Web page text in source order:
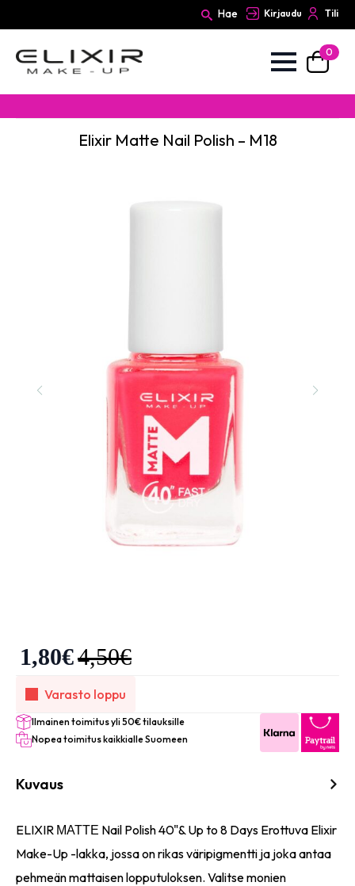
Hae Kirjaudu Tili
0
Elixir Matte Nail Polish – M18
4,50€
1,80€
Varasto loppu
Ilmainen toimitus yli 50€ tilauksille
Nopea toimitus kaikkialle Suomeen
Kuvaus
ELIXIR ΜΑΤΤΕ Nail Polish 40"& Up to 8 Days Erottuva Elixir
Make-Up -lakka, jossa on rikas väripigmentti ja joka antaa
pehmeän mattaisen lopputuloksen. Valitse monien